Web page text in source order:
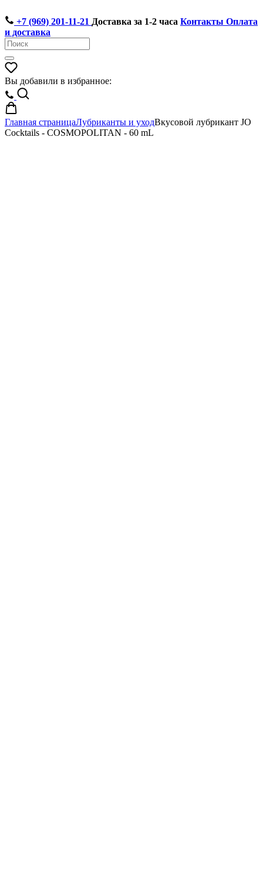
+7 (969) 201-11-21 Доставка за 1-2 часа Контакты Оплата
и доставка
Вы добавили в избранное:
Главная страницаЛубриканты и уходВкусовой лубрикант JO
Cocktails - COSMOPOLITAN - 60 mL